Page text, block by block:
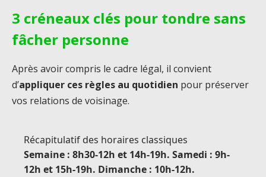
3 créneaux clés pour tondre sans
fâcher personne
Après avoir compris le cadre légal, il convient
d’appliquer ces règles au quotidien pour préserver
vos relations de voisinage.
Récapitulatif des horaires classiques
Semaine : 8h30-12h et 14h-19h. Samedi : 9h-
12h et 15h-19h. Dimanche : 10h-12h.